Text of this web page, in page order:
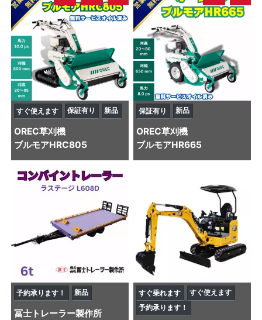
すぐ使えます 保証有り 新品
OREC草刈機
ブルモアHRC805
保証有り 新品
OREC草刈機
ブルモアHR665
予約承ります！ 新品
冨士トレーラー製作所
すぐ乗れます
すぐ使えます
予約承ります！